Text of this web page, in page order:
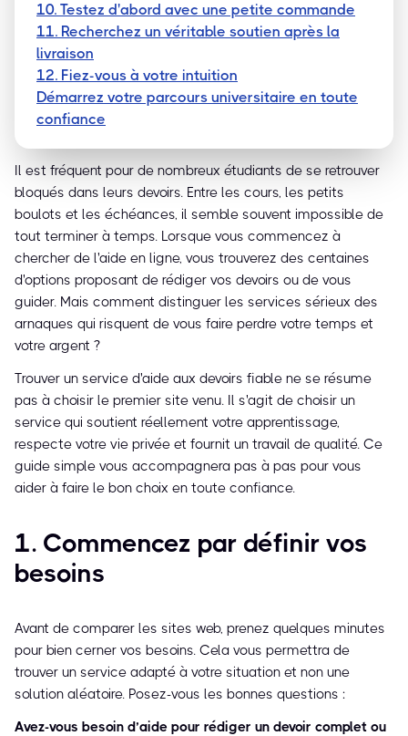
10. Testez d'abord avec une petite commande
11. Recherchez un véritable soutien après la
livraison
12. Fiez-vous à votre intuition
Démarrez votre parcours universitaire en toute
confiance
Il est fréquent pour de nombreux étudiants de se retrouver
bloqués dans leurs devoirs. Entre les cours, les petits
boulots et les échéances, il semble souvent impossible de
tout terminer à temps. Lorsque vous commencez à
chercher de l'aide en ligne, vous trouverez des centaines
d'options proposant de rédiger vos devoirs ou de vous
guider. Mais comment distinguer les services sérieux des
arnaques qui risquent de vous faire perdre votre temps et
votre argent ?
Trouver un service d'aide aux devoirs fiable ne se résume
pas à choisir le premier site venu. Il s'agit de choisir un
service qui soutient réellement votre apprentissage,
respecte votre vie privée et fournit un travail de qualité. Ce
guide simple vous accompagnera pas à pas pour vous
aider à faire le bon choix en toute confiance.
1. Commencez par définir vos
besoins
Avant de comparer les sites web, prenez quelques minutes
pour bien cerner vos besoins. Cela vous permettra de
trouver un service adapté à votre situation et non une
solution aléatoire. Posez-vous les bonnes questions :
Avez-vous besoin d’aide pour rédiger un devoir complet ou